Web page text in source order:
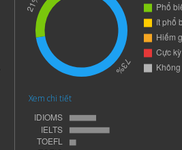
Xem chi tiết